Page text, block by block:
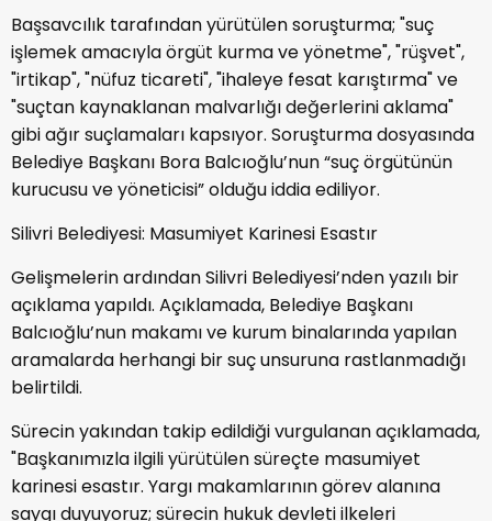
Başsavcılık tarafından yürütülen soruşturma; "suç
işlemek amacıyla örgüt kurma ve yönetme", "rüşvet",
"irtikap", "nüfuz ticareti", "ihaleye fesat karıştırma" ve
"suçtan kaynaklanan malvarlığı değerlerini aklama"
gibi ağır suçlamaları kapsıyor. Soruşturma dosyasında
Belediye Başkanı Bora Balcıoğlu’nun “suç örgütünün
kurucusu ve yöneticisi” olduğu iddia ediliyor.
Silivri Belediyesi: Masumiyet Karinesi Esastır
Gelişmelerin ardından Silivri Belediyesi’nden yazılı bir
açıklama yapıldı. Açıklamada, Belediye Başkanı
Balcıoğlu’nun makamı ve kurum binalarında yapılan
aramalarda herhangi bir suç unsuruna rastlanmadığı
belirtildi.
Sürecin yakından takip edildiği vurgulanan açıklamada,
"Başkanımızla ilgili yürütülen süreçte masumiyet
karinesi esastır. Yargı makamlarının görev alanına
saygı duyuyoruz; sürecin hukuk devleti ilkeleri